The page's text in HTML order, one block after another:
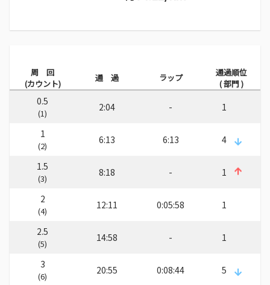
周 回
(カウント)
通 過 ラップ
通過順位
( 部門 )
0.5
(1)
2:04 - 1
1
(2)
6:13 6:13 4
1.5
(3)
8:18 - 1
2
(4)
12:11 0:05:58 1
2.5
(5)
14:58 - 1
3
(6)
20:55 0:08:44 5